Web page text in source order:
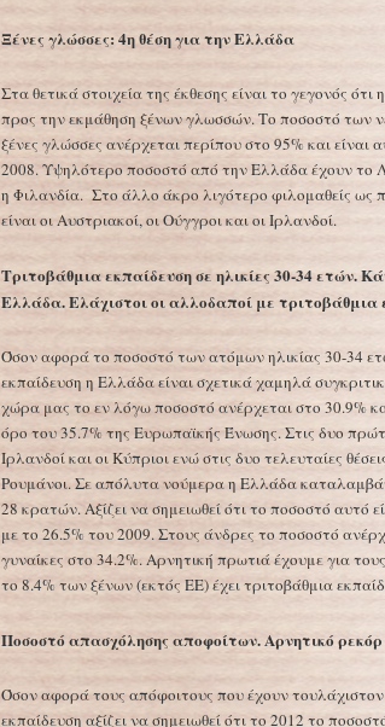
Ξένες γλώσσες: 4η θέση για την Ελλάδα
Στα θετικά στοιχεία της έκθεσης είναι το γεγονός
προς την εκμάθηση ξένων γλωσσών. Το ποσοστό των
ξένες γλώσσες ανέρχεται περίπου στο 95% και είναι
2008. Υψηλότερο ποσοστό από την Ελλάδα έχουν το
η Φιλανδία. Στο άλλο άκρο λιγότερο φιλομαθείς ως
είναι οι Αυστριακοί, οι Ούγγροι και οι Ιρλανδοί.
Τριτοβάθμια εκπαίδευση σε ηλικίες 30-34 ετών.
Ελλάδα. Ελάχιστοι οι αλλοδαποί με τριτοβάθμια
Όσον αφορά το ποσοστό των ατόμων ηλικίας 30-34
εκπαίδευση η Ελλάδα είναι σχετικά χαμηλά
χώρα μας το εν λόγω ποσοστό ανέρχεται στο 30.9%
όρο του 35.7% της Ευρωπαϊκής Ένωσης. Στις δυο
Ιρλανδοί και οι Κύπριοι ενώ στις δυο τελευταίες
Ρουμάνοι. Σε απόλυτα νούμερα η Ελλάδα
28 κρατών. Αξίζει να σημειωθεί ότι το ποσοστό αυτό
με το 26.5% του 2009. Στους άνδρες το ποσοστό
γυναίκες στο 34.2%. Αρνητική πρωτιά έχουμε για
το 8.4% των ξένων (εκτός ΕΕ) έχει τριτοβάθμια
Ποσοστό απασχόλησης αποφοίτων. Αρνητικό
Όσον αφορά τους απόφοιτους που έχουν
εκπαίδευση αξίζει να σημειωθεί ότι το 2012 το